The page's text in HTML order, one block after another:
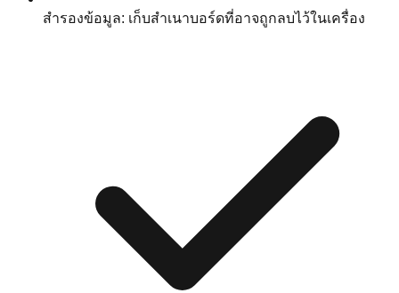
สำรองข้อมูล: เก็บสำเนาบอร์ดที่อาจถูกลบไว้ในเครื่อง